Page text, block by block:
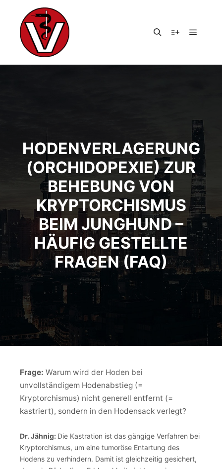
HODENVERLAGERUNG
(ORCHIDOPEXIE) ZUR
BEHEBUNG VON
KRYPTORCHISMUS
BEIM JUNGHUND –
HÄUFIG GESTELLTE
FRAGEN (FAQ)
Frage: Warum wird der Hoden bei
unvollständigem Hodenabstieg (=
Kryptorchismus) nicht generell entfernt (=
kastriert), sondern in den Hodensack verlegt?
Dr. Jähnig: Die Kastration ist das gängige Verfahren bei
Kryptorchismus, um eine tumoröse Entartung des
Hodens zu verhindern. Damit ist gleichzeitig gesichert,